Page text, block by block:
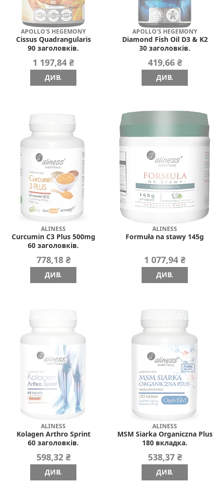
APOLLO'S HEGEMONY
Cissus Quadrangularis
90 заголовків.
1 197,84 ₴
ДИВ.
APOLLO'S HEGEMONY
Diamond Fish Oil D3 & K2
30 заголовків.
419,66 ₴
ДИВ.
ALINESS
Curcumin C3 Plus 500mg
60 заголовків.
778,18 ₴
ДИВ.
ALINESS
Formuła na stawy 145g
1 077,94 ₴
ДИВ.
ALINESS
Kolagen Arthro Sprint
60 заголовків.
598,32 ₴
ДИВ.
ALINESS
MSM Siarka Organiczna Plus
180 вкладка.
538,37 ₴
ДИВ.